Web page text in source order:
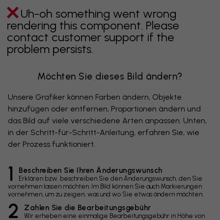
Uh-oh something went wrong
rendering this component. Please
contact customer support if the
problem persists.
Möchten Sie dieses Bild ändern?
Unsere Grafiker können Farben ändern, Objekte
hinzufügen oder entfernen, Proportionen ändern und
das Bild auf viele verschiedene Arten anpassen. Unten,
in der Schritt-für-Schritt-Anleitung, erfahren Sie, wie
der Prozess funktioniert.
1 Beschreiben Sie Ihren Änderungswunsch
Erklären bzw. beschreiben Sie den Änderungswunsch, den Sie
vornehmen lassen möchten. Im Bild können Sie auch Markierungen
vornehmen, um zu zeigen, was und wo Sie etwas ändern möchten.
2 Zahlen Sie die Bearbeitungsgebühr
Wir erheben eine einmalige Bearbeitungsgebühr in Höhe von